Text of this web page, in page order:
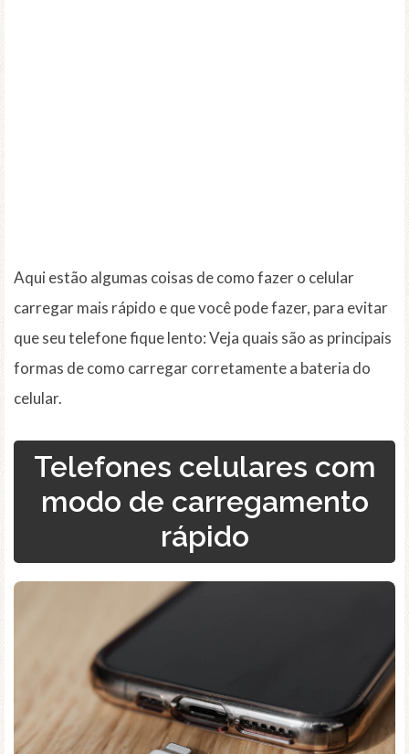
Aqui estão algumas coisas de como fazer o celular
carregar mais rápido e que você pode fazer, para evitar
que seu telefone fique lento: Veja quais são as principais
formas de como carregar corretamente a bateria do
celular.
Telefones celulares com
modo de carregamento
rápido